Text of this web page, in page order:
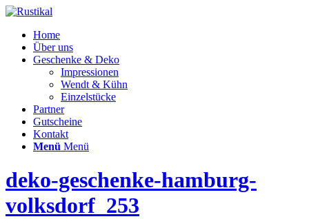
Home
Über uns
Geschenke & Deko
Impressionen
Wendt & Kühn
Einzelstücke
Partner
Gutscheine
Kontakt
Menü Menü
deko-geschenke-hamburg-
volksdorf_253